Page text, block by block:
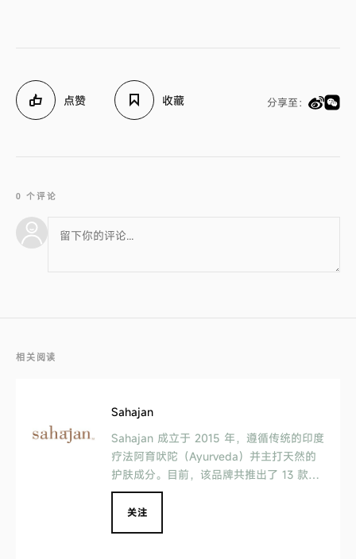
点赞 收藏 分享至：
0 个评论
相关阅读
Sahajan
Sahajan 成立于 2015 年，遵循传统的印度
疗法阿育吠陀（Ayurveda）并主打天然的
护肤成分。目前，该品牌共推出了 13 款产
品，包括面膜、眼霜、发油等等，价格在 1
3 美元到 64 美元不等。Sahajan 的消费者
主要是 34 岁到 55 岁的女性。
关注